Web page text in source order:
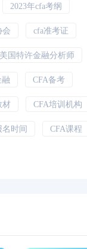
2023年cfa考纲
会 cfa准考证
国特许金融分析师
融 CFA备考
材 CFA培训机构
名时间 CFA课程